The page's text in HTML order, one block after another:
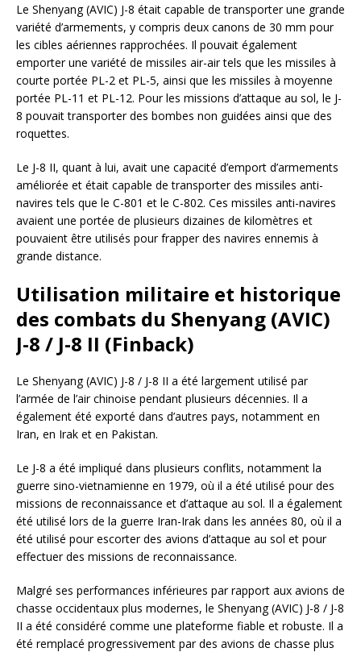
Le Shenyang (AVIC) J-8 était capable de transporter une grande
variété d’armements, y compris deux canons de 30 mm pour
les cibles aériennes rapprochées. Il pouvait également
emporter une variété de missiles air-air tels que les missiles à
courte portée PL-2 et PL-5, ainsi que les missiles à moyenne
portée PL-11 et PL-12. Pour les missions d’attaque au sol, le J-
8 pouvait transporter des bombes non guidées ainsi que des
roquettes.
Le J-8 II, quant à lui, avait une capacité d’emport d’armements
améliorée et était capable de transporter des missiles anti-
navires tels que le C-801 et le C-802. Ces missiles anti-navires
avaient une portée de plusieurs dizaines de kilomètres et
pouvaient être utilisés pour frapper des navires ennemis à
grande distance.
Utilisation militaire et historique
des combats du Shenyang (AVIC)
J-8 / J-8 II (Finback)
Le Shenyang (AVIC) J-8 / J-8 II a été largement utilisé par
l’armée de l’air chinoise pendant plusieurs décennies. Il a
également été exporté dans d’autres pays, notamment en
Iran, en Irak et en Pakistan.
Le J-8 a été impliqué dans plusieurs conflits, notamment la
guerre sino-vietnamienne en 1979, où il a été utilisé pour des
missions de reconnaissance et d’attaque au sol. Il a également
été utilisé lors de la guerre Iran-Irak dans les années 80, où il a
été utilisé pour escorter des avions d’attaque au sol et pour
effectuer des missions de reconnaissance.
Malgré ses performances inférieures par rapport aux avions de
chasse occidentaux plus modernes, le Shenyang (AVIC) J-8 / J-8
II a été considéré comme une plateforme fiable et robuste. Il a
été remplacé progressivement par des avions de chasse plus